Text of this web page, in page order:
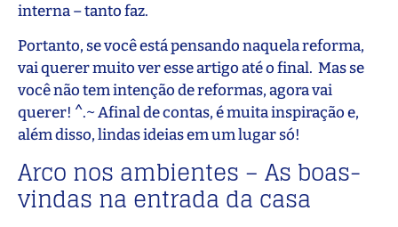
interna – tanto faz.
Portanto, se você está pensando naquela reforma,
vai querer muito ver esse artigo até o final. Mas se
você não tem intenção de reformas, agora vai
querer! ^.~ Afinal de contas, é muita inspiração e,
além disso, lindas ideias em um lugar só!
Arco nos ambientes – As boas-
vindas na entrada da casa